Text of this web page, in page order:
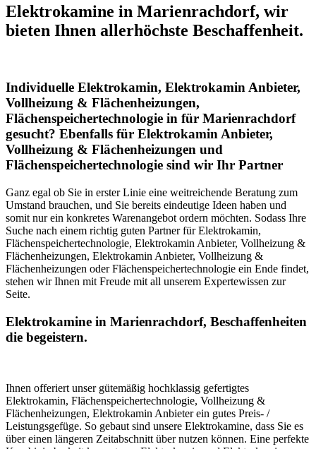
Elektrokamine in Marienrachdorf, wir
bieten Ihnen allerhöchste Beschaffenheit.
Individuelle Elektrokamin, Elektrokamin Anbieter,
Vollheizung & Flächenheizungen,
Flächenspeichertechnologie in für Marienrachdorf
gesucht? Ebenfalls für Elektrokamin Anbieter,
Vollheizung & Flächenheizungen und
Flächenspeichertechnologie sind wir Ihr Partner
Ganz egal ob Sie in erster Linie eine weitreichende Beratung zum
Umstand brauchen, und Sie bereits eindeutige Ideen haben und
somit nur ein konkretes Warenangebot ordern möchten. Sodass Ihre
Suche nach einem richtig guten Partner für Elektrokamin,
Flächenspeichertechnologie, Elektrokamin Anbieter, Vollheizung &
Flächenheizungen, Elektrokamin Anbieter, Vollheizung &
Flächenheizungen oder Flächenspeichertechnologie ein Ende findet,
stehen wir Ihnen mit Freude mit all unserem Expertewissen zur
Seite.
Elektrokamine in Marienrachdorf, Beschaffenheiten
die begeistern.
Ihnen offeriert unser gütemäßig hochklassig gefertigtes
Elektrokamin, Flächenspeichertechnologie, Vollheizung &
Flächenheizungen, Elektrokamin Anbieter ein gutes Preis- /
Leistungsgefüge. So gebaut sind unsere Elektrokamine, dass Sie es
über einen längeren Zeitabschnitt über nutzen können. Eine perfekte